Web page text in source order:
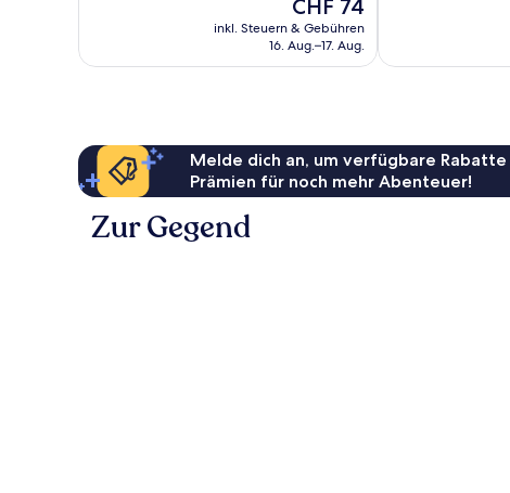
Preis
beträgt
CHF 74
inkl. Steuern & Gebühren
16. Aug.–17. Aug.
Melde dich an, um verfügbare
Prämien für noch mehr Abenteuer!
Zur Gegend